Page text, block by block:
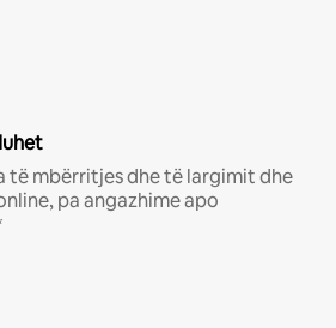
të mbërritjes dhe të largimit dhe
pa angazhime apo